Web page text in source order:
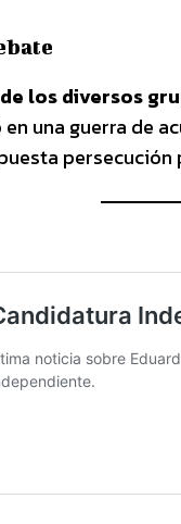
los diversos
una guerra de